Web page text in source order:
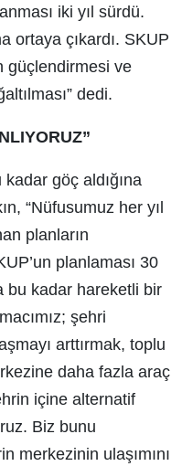
iki yıl sürdü.
ortaya çıkardı. SKUP
güçlendirmesi ve
dedi.
göç aldığına
“Nüfusumuz her yıl
planların
planlaması 30
bu kadar hareketli bir
şehri
arttırmak, toplu
daha fazla araç
içine alternatif
Biz bunu
merkezinin ulaşımını